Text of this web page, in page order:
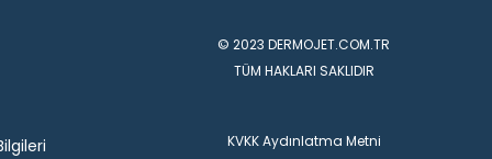
© 2023 DERMOJET.COM.TR
TÜM HAKLARI SAKLIDIR
KVKK Aydınlatma Metni